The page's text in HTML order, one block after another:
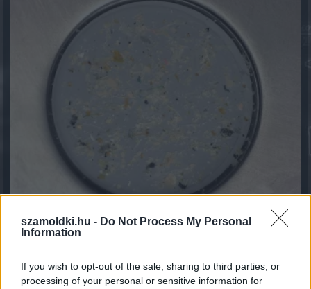
szamoldki.hu - Do Not Process My Personal
Information
If you wish to opt-out of the sale, sharing to third parties, or
processing of your personal or sensitive information for
Meddig érvényes ma egy magyar útlevél? Mutatjuk a